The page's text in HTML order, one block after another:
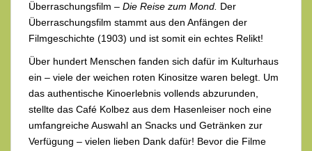
Überraschungsfilm – Die Reise zum Mond. Der
Überraschungsfilm stammt aus den Anfängen der
Filmgeschichte (1903) und ist somit ein echtes Relikt!
Über hundert Menschen fanden sich dafür im Kulturhaus
ein – viele der weichen roten Kinositze waren belegt. Um
das authentische Kinoerlebnis vollends abzurunden,
stellte das Café Kolbez aus dem Hasenleiser noch eine
umfangreiche Auswahl an Snacks und Getränken zur
Verfügung – vielen lieben Dank dafür! Bevor die Filme